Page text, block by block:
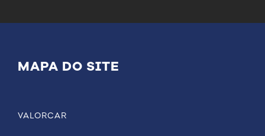
MAPA DO SITE
VALORCAR